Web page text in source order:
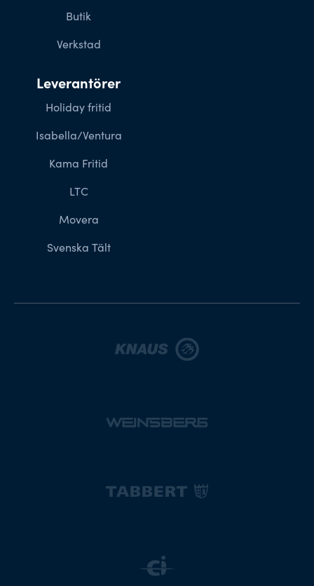
Butik
Verkstad
Leverantörer
Holiday fritid
Isabella/Ventura
Kama Fritid
LTC
Movera
Svenska Tält